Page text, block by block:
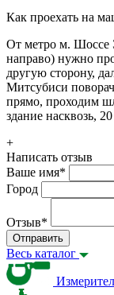
Как проехать на
От метро м. Шоссе
направо) нужно
другую сторону,
Митсубиси
прямо, проходим
здание насквозь,
+
Написать отзыв
Ваше имя*
Город
Отзыв*
Отправить
Весь каталог